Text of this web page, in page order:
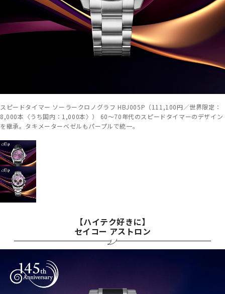
スピードタイマー ソーラークロノグラフ HBJ005P（111,100円／世界限定：
8,000本〈うち国内：1,000本〉） 60～70年代のスピードタイマーのデザイン
を継承。タキメーターベゼルもパープルで統一。
【ハイテク好きに】
セイコー アストロン